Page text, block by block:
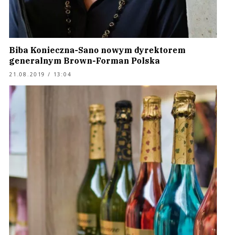
Biba Konieczna-Sano nowym dyrektorem
generalnym Brown-Forman Polska
21.08.2019 / 13:04